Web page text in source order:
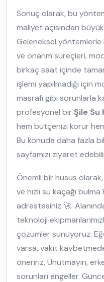
Sonuç olarak, bu
maliyet açısından
Geleneksel
ve onarım süreçleri,
birkaç saat içinde
işlemi yapılmadığı için
masrafı gibi sorunlarla
profesyonel bir Şile Su
hem bütçenizi korur
Bu konuda daha fazla
sayfamızı ziyaret
Önemli bir husus
ve hızlı su kaçağı
adrestesiniz 🚀.
teknoloji
çözümler sunuyoruz.
varsa, vakit
öneririz. Unutmayın,
sorunları engeller.